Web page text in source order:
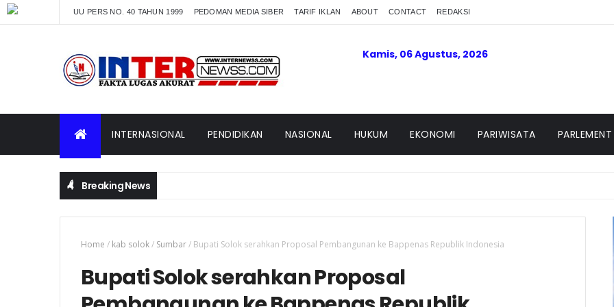
UU PERS NO. 40 TAHUN 1999 PEDOMAN MEDIA SIBER TARIF IKLAN ABOUT CONTACT REDAKSI
Kamis, 06 Agustus, 2026
INTERNASIONAL PENDIDIKAN NASIONAL HUKUM EKONOMI PARIWISATA PARLEMENT
Breaking News
Home / kab solok/ Sumbar/ Bupati Solok serahkan Proposal Pembangunan ke Bappenas Republik Indonesia
Bupati Solok serahkan Proposal